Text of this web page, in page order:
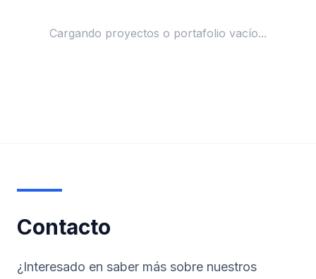
Cargando proyectos o portafolio vacío...
Contacto
¿Interesado en saber más sobre nuestros